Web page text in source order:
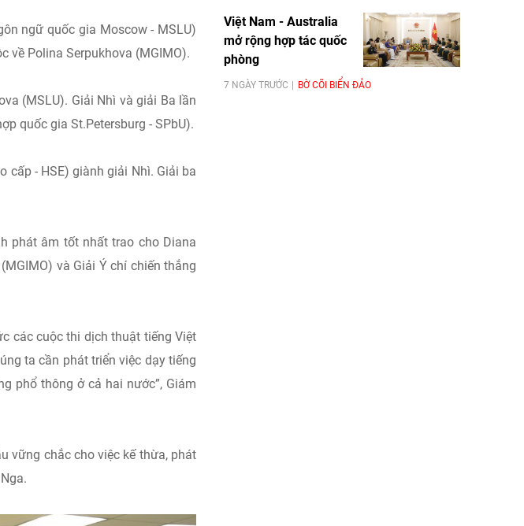
ngữ quốc gia Moscow - MSLU)
về Polina Serpukhova (MGIMO).
(MSLU). Giải Nhì và giải Ba lần
quốc gia St.Petersburg - SPbU).
cấp - HSE) giành giải Nhì. Giải ba
phát âm tốt nhất trao cho Diana
và Giải Ý chí chiến thắng
các cuộc thi dịch thuật tiếng Việt
ta cần phát triển việc dạy tiếng
phổ thông ở cả hai nước”, Giám
vững chắc cho việc kế thừa, phát
Việt Nam - Australia
mở rộng hợp tác quốc
phòng
7 NGÀY TRƯỚC BỜ CÕI BIỂN ĐẢO